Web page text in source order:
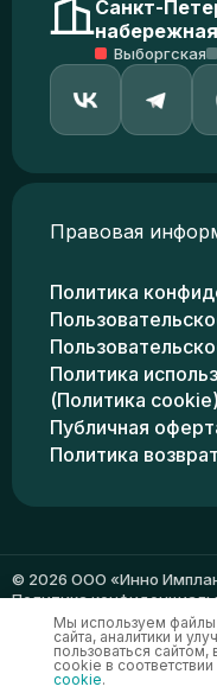
Санкт-
Выборгская
Правовая
Политика
Политика
(Политика cookie)
Публичная
Политика
© 2026 ООО «Инно
Политика
Мы используем
сайта, аналитики и
пользоваться
cookie в соответствии
cookie.